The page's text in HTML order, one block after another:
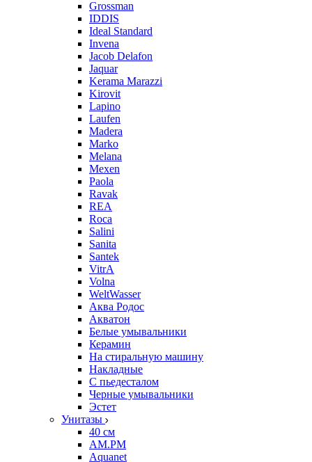
Grossman
IDDIS
Ideal Standard
Invena
Jacob Delafon
Jaquar
Kerama Marazzi
Kirovit
Lapino
Laufen
Madera
Marko
Melana
Mexen
Paola
Ravak
REA
Roca
Salini
Sanita
Santek
VitrA
Volna
WeltWasser
Аква Родос
Акватон
Белые умывальники
Керамин
На стиральную машину
Накладные
С пьедесталом
Черные умывальники
Эстет
Унитазы
40 см
AM.PM
Aquanet